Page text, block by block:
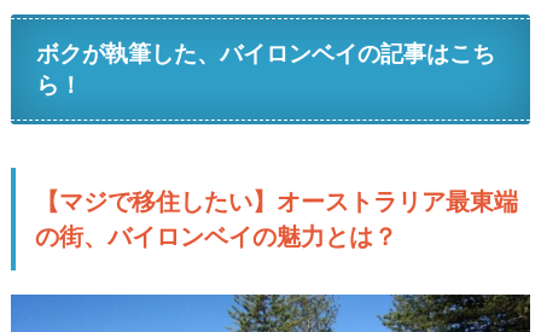
ボクが執筆した、バイロンベイの記事はこち
ら！
【マジで移住したい】オーストラリア最東端
の街、バイロンベイの魅力とは？